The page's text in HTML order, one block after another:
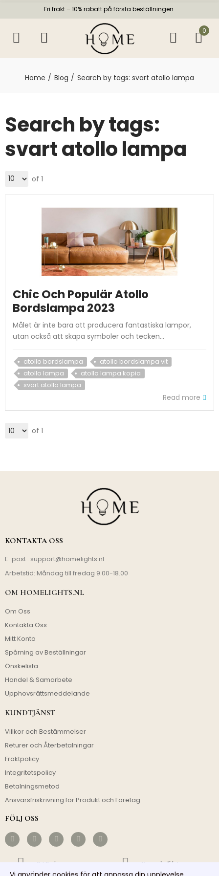
Fri frakt – 10% rabatt på första beställningen.
0
Home Blog Search by tags: svart atollo lampa
Search by tags:
svart atollo lampa
of 1
Chic Och Populär Atollo
Bordslampa 2023
Målet är inte bara att producera fantastiska lampor,
utan också att skapa symboler och tecken...
atollo bordslampa
atollo bordslampa vit
atollo lampa
atollo lampa kopia
svart atollo lampa
Read more
of 1
KONTAKTA OSS
E-post : support@homelights.nl
Arbetstid: Måndag till fredag 9.00-18.00
OM HOMELIGHTS.NL
Om Oss
Kontakta Oss
Mitt Konto
Spårning av Beställningar
Önskelista
Handel & Samarbete
Upphovsrättsmeddelande
KUNDTJÄNST
Villkor och Bestämmelser
Returer och Återbetalningar
Fraktpolicy
Integritetspolicy
Betalningsmetod
Ansvarsfriskrivning för Produkt och Företag
FÖLJ OSS
Fri Frakt Kostnadseffektivt